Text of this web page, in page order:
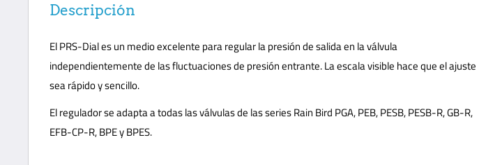
Descripción
El PRS-Dial es un medio excelente para regular la presión de salida en la válvula
independientemente de las fluctuaciones de presión entrante. La escala visible hace que el ajuste
sea rápido y sencillo.
El regulador se adapta a todas las válvulas de las series Rain Bird PGA, PEB, PESB, PESB-R, GB-R,
EFB-CP-R, BPE y BPES.